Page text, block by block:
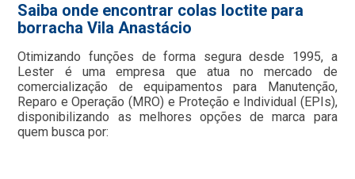
Saiba onde encontrar colas loctite para
borracha Vila Anastácio
Otimizando funções de forma segura desde 1995, a
Lester é uma empresa que atua no mercado de
comercialização de equipamentos para Manutenção,
Reparo e Operação (MRO) e Proteção e Individual (EPIs),
disponibilizando as melhores opções de marca para
quem busca por: